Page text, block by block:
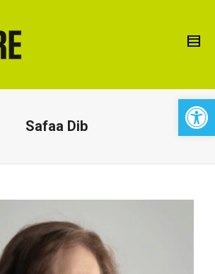
Safaa Dib